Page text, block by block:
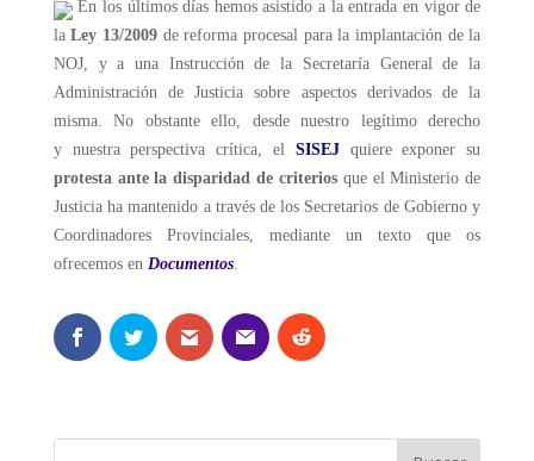
En los últimos días hemos asistido a la entrada en vigor de
laLey 13/2009 de reforma procesal para la implantación de la
NOJ, y a una Instrucción de la Secretaría General de la
Administración de Justicia sobre aspectos derivados de la
misma. No obstante ello, desde nuestro legítimo derecho
y nuestra perspectiva crítica, el SISEJquiere exponer su
protesta ante la disparidad de criteriosque el Ministerio de
Justicia ha mantenido a través de los Secretarios de Gobierno y
Coordinadores Provinciales, mediante un texto que os
ofrecemos en Documentos.